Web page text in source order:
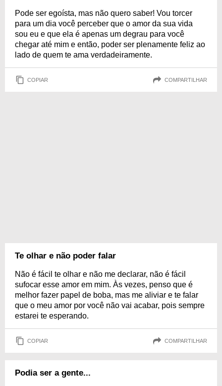
Pode ser egoísta, mas não quero saber! Vou torcer
para um dia você perceber que o amor da sua vida
sou eu e que ela é apenas um degrau para você
chegar até mim e então, poder ser plenamente feliz ao
lado de quem te ama verdadeiramente.
COPIAR COMPARTILHAR
Te olhar e não poder falar
Não é fácil te olhar e não me declarar, não é fácil
sufocar esse amor em mim. Às vezes, penso que é
melhor fazer papel de boba, mas me aliviar e te falar
que o meu amor por você não vai acabar, pois sempre
estarei te esperando.
COPIAR COMPARTILHAR
Podia ser a gente...